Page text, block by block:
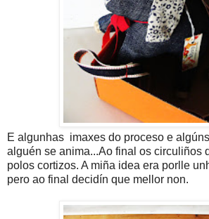
E algunhas imaxes do proceso e
alguén se anima...Ao final os circuliños
polos cortizos. A miña idea era porlle
pero ao final decidín que mellor non.